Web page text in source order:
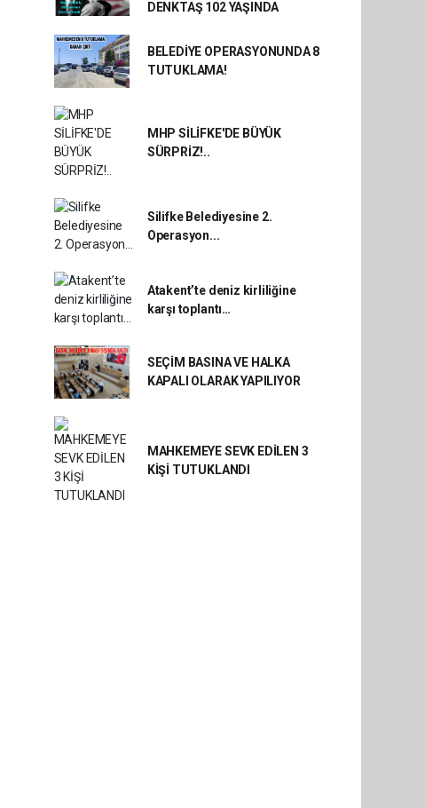
DENKTAŞ 102 YAŞINDA
BELEDİYE OPERASYONUNDA 8
TUTUKLAMA!
MHP SİLİFKE'DE BÜYÜK
SÜRPRİZ!..
Silifke Belediyesine 2.
Operasyon...
Atakent’te deniz kirliliğine
karşı toplantı…
SEÇİM BASINA VE HALKA
KAPALI OLARAK YAPILIYOR
MAHKEMEYE SEVK EDİLEN 3
KİŞİ TUTUKLANDI